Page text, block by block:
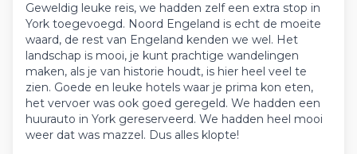
Geweldig leuke reis, we hadden zelf een extra stop in
York toegevoegd. Noord Engeland is echt de moeite
waard, de rest van Engeland kenden we wel. Het
landschap is mooi, je kunt prachtige wandelingen
maken, als je van historie houdt, is hier heel veel te
zien. Goede en leuke hotels waar je prima kon eten,
het vervoer was ook goed geregeld. We hadden een
huurauto in York gereserveerd. We hadden heel mooi
weer dat was mazzel. Dus alles klopte!